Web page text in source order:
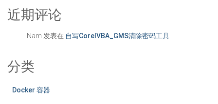
近期评论
Nam 发表在 自写CorelVBA_GMS清除密码工具
分类
Docker 容器